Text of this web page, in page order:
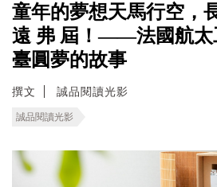
童年的夢想天馬行空，
遠 弗 屆！——法國航太
臺圓夢的故事
撰文 誠品閱讀光影
誠品閱讀光影